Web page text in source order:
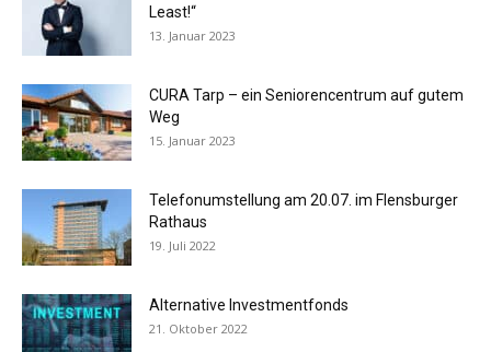
Least!“
13. Januar 2023
CURA Tarp – ein Seniorencentrum auf gutem
Weg
15. Januar 2023
Telefonumstellung am 20.07. im Flensburger
Rathaus
19. Juli 2022
Alternative Investmentfonds
21. Oktober 2022